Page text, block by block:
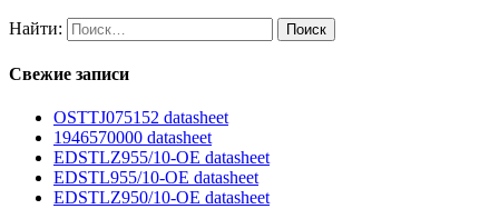
Найти:
Свежие записи
OSTTJ075152 datasheet
1946570000 datasheet
EDSTLZ955/10-OE datasheet
EDSTL955/10-OE datasheet
EDSTLZ950/10-OE datasheet